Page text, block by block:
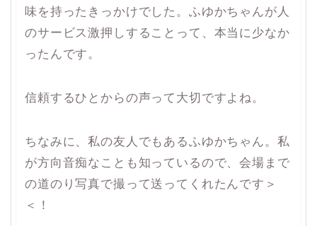
味を持ったきっかけでした。ふゆかちゃんが人
のサービス激押しすることって、本当に少なか
ったんです。
信頼するひとからの声って大切ですよね。
ちなみに、私の友人でもあるふゆかちゃん。私
が方向音痴なことも知っているので、会場まで
の道のり写真で撮って送ってくれたんです＞
＜！